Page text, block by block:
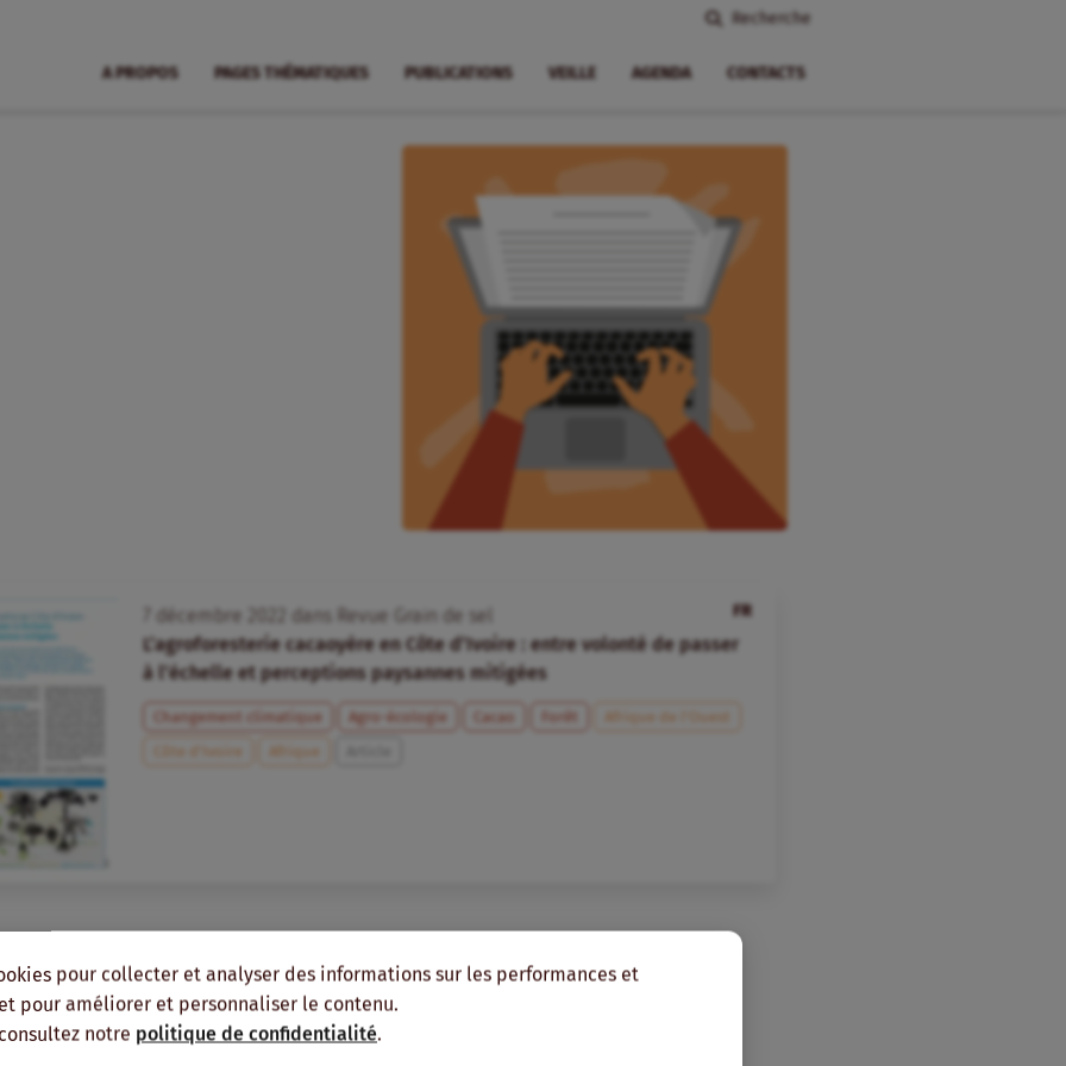
pour collecter et analyser des informations sur les performances et
pour améliorer et personnaliser le contenu.
notre politique de confidentialité.
Recherche
A PROPOS PAGES THÉMATIQUES PUBLICATIONS VEILLE AGENDA CONTACTS
FR
décembre dans
Revue Grain de sel
L’agroforesterie cacaoyère en Côte d’Ivoire : entre volonté de passer
à l’échelle et perceptions paysannes mitigées
Changement climatique Agro-écologie Cacao Forêt
Afrique de l’Ouest
Côte d’Ivoire
Afrique